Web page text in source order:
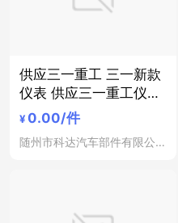
供应三一重工 三一新款
仪表 供应三一重工仪表
总成
¥ 0.00/件
随州市科达汽车部件有限公司